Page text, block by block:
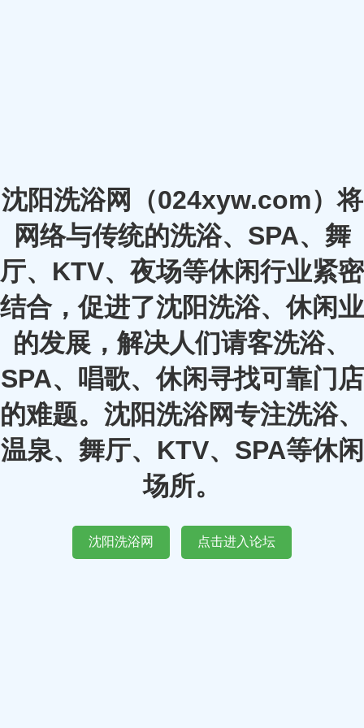
沈阳洗浴网（024xyw.com）将
网络与传统的洗浴、SPA、舞
厅、KTV、夜场等休闲行业紧密
结合，促进了沈阳洗浴、休闲业
的发展，解决人们请客洗浴、
SPA、唱歌、休闲寻找可靠门店
的难题。沈阳洗浴网专注洗浴、
温泉、舞厅、KTV、SPA等休闲
场所。
沈阳洗浴网 点击进入论坛